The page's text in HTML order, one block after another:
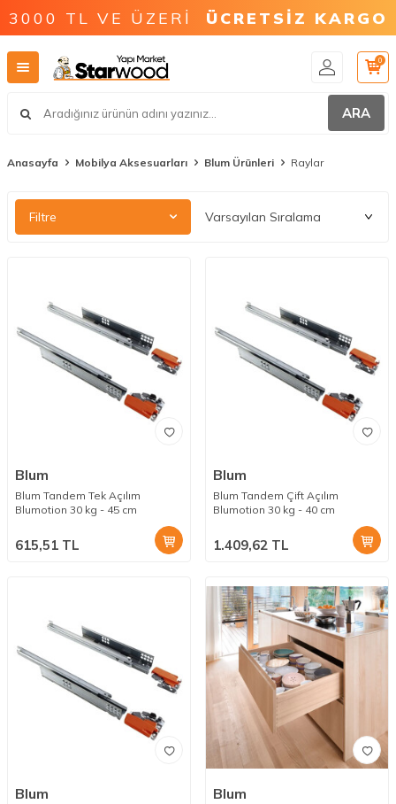
3000 TL VE ÜZERİ ÜCRETSİZ KARGO
ARA
0
Anasayfa Mobilya Aksesuarları Blum Ürünleri Raylar
Filtre
Blum
Blum Tandem Tek Açılım
Blumotion 30 kg - 45 cm
615,51 TL
Blum
Blum Tandem Çift Açılım
Blumotion 30 kg - 40 cm
1.409,62 TL
Blum Blum